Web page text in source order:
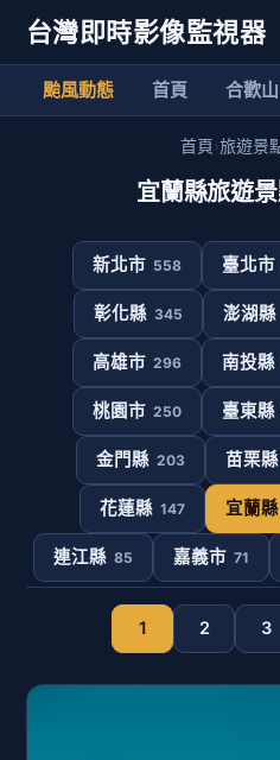
台灣即時影像監視器
颱風動態 首頁 合歡山
首頁›旅遊景
宜蘭縣旅遊
新北市 558 臺北市
彰化縣 345 澎湖縣
高雄市 296 南投縣
桃園市 250 臺東縣
金門縣 203 苗栗縣
花蓮縣 147 宜蘭縣
連江縣 85 嘉義市 71
1 2 3